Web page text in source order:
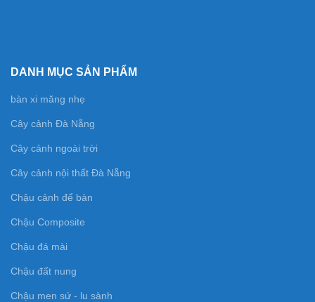
DANH MỤC SẢN PHẨM
bàn xi măng nhẹ
Cây cảnh Đà Nẵng
Cây cảnh ngoài trời
Cây cảnh nội thất Đà Nẵng
Chậu cảnh để bàn
Chậu Composite
Chậu đá mài
Chậu đất nung
Chậu men sứ - lu sành